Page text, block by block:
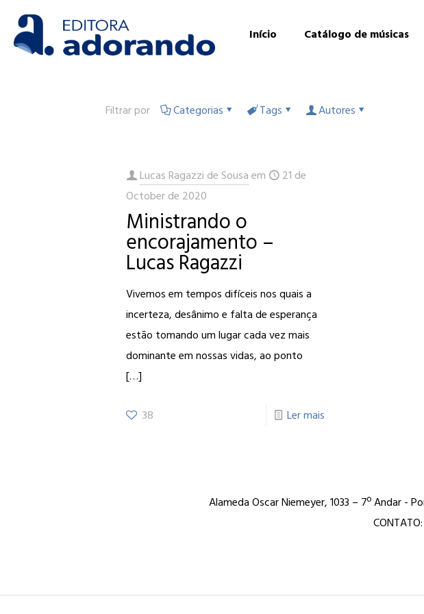
Início Catálogo de músicas
Filtrar por Categorias Tags Autores
Lucas Ragazzi de Sousa em
21 de
October de 2020
Ministrando o
encorajamento –
Lucas Ragazzi
Vivemos em tempos difíceis nos quais a
incerteza, desânimo e falta de esperança
estão tomando um lugar cada vez mais
dominante em nossas vidas, ao ponto
[…]
38 Ler mais
Alameda Oscar Niemeyer, 1033 – 7º Andar -
CONTATO: